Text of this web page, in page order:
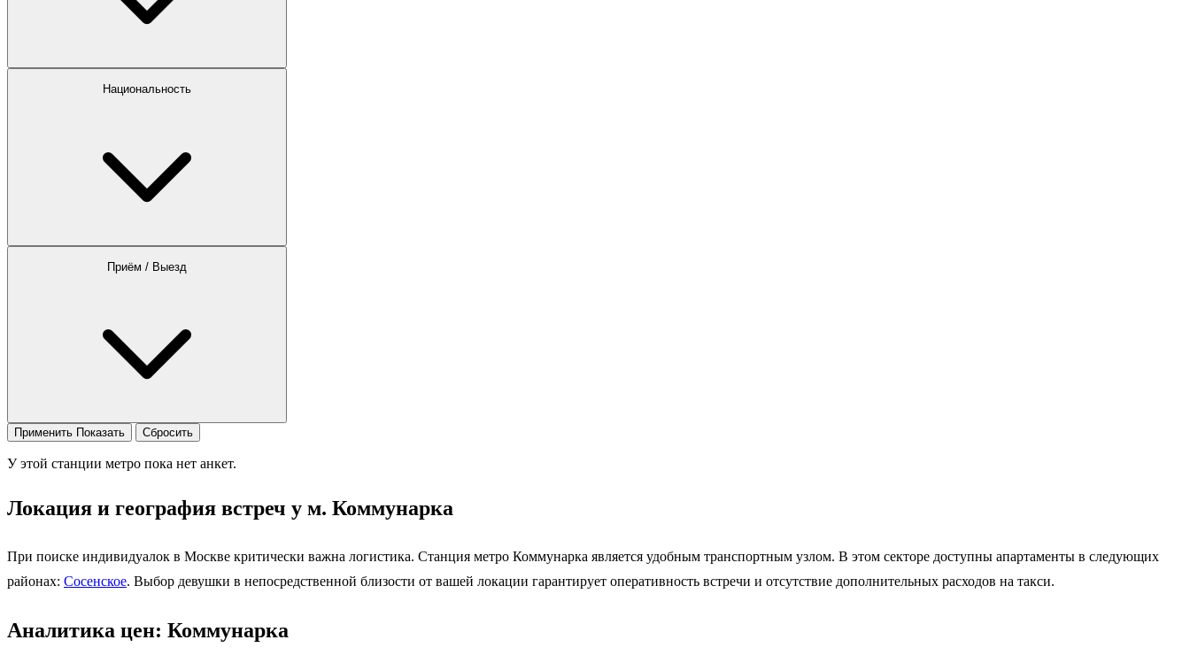
Национальность
Приём / Выезд
Применить Показать Сбросить
У этой станции метро пока нет анкет.
Локация и география встреч у м. Коммунарка
При поиске индивидуалок в Москве критически важна логистика. Станция метро Коммунарка является удобным транспортным узлом. В этом секторе доступны апартаменты в следующих
районах: Сосенское. Выбор девушки в непосредственной близости от вашей локации гарантирует оперативность встречи и отсутствие дополнительных расходов на такси.
Аналитика цен: Коммунарка